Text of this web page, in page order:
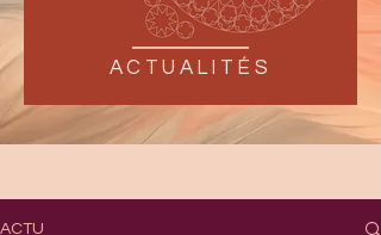
ACTUALITÉS
ACTU